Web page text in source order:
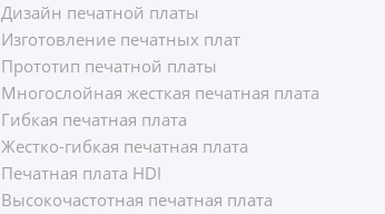
Дизайн печатной платы
Изготовление печатных плат
Прототип печатной платы
Многослойная жесткая печатная плата
Гибкая печатная плата
Жестко-гибкая печатная плата
Печатная плата HDI
Высокочастотная печатная плата